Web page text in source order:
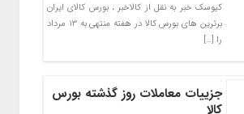
کیوسک خبر به نقل از کالاخبر ، بورس کالای ایران
برترین های بورس کالا در هفته منتهی به ۱۳ مرداد
را […]
جزییات معاملات روز گذشته بورس
کالا